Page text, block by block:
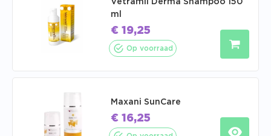
Vetramil Derma Shampoo 150
ml
€ 19,25
Op voorraad
Maxani SunCare
€ 16,25